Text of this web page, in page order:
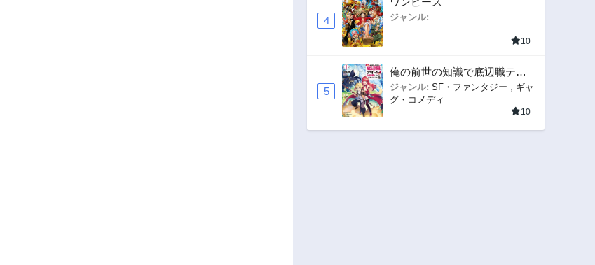
4 ジャンル:
10
5
俺の前世の知識で底辺職テイ
マーが上級職になってしまい
そうな件
ジャンル: SF・ファンタジー , ギャ
グ・コメディ
10